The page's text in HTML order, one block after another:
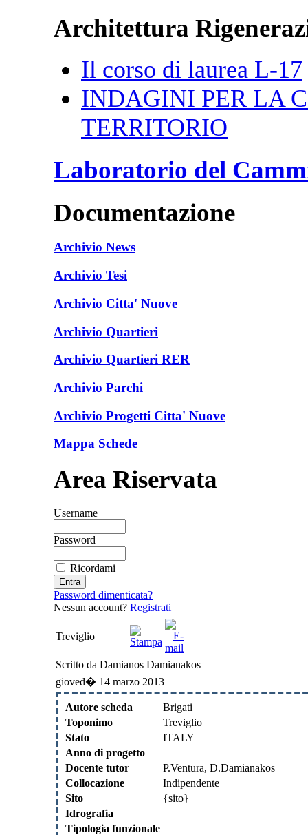
Architettura
Il corso di laurea L-17
INDAGINI PER LA
TERRITORIO
Laboratorio del
Documentazione
Archivio News
Archivio Tesi
Archivio Citta' Nuove
Archivio Quartieri
Archivio Quartieri RER
Archivio Parchi
Archivio Progetti Citta' Nuove
Mappa Schede
Area Riservata
Username
Password
Ricordami
Password dimenticata?
Nessun account? Registrati
Treviglio
Scritto da Damianos Damianakos
gioved� 14 marzo 2013
Autore scheda
Brigati
Toponimo
Treviglio
Stato
ITALY
Anno di progetto
Docente tutor
P.Ventura, D.Damianakos
Collocazione
Indipendente
Sito
{sito}
Idrografia
Tipologia funzionale